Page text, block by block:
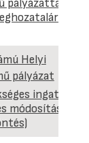
pályázattal
Helyi
pályázat
ingatlan
módosításáról